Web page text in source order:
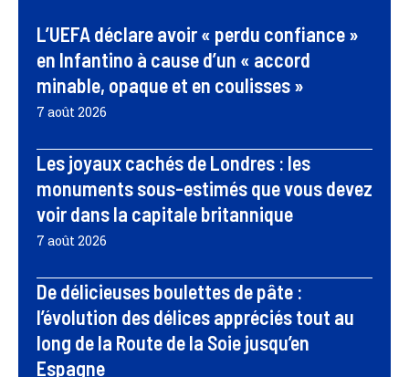
L’UEFA déclare avoir « perdu confiance »
en Infantino à cause d’un « accord
minable, opaque et en coulisses »
7 août 2026
Les joyaux cachés de Londres : les
monuments sous-estimés que vous devez
voir dans la capitale britannique
7 août 2026
De délicieuses boulettes de pâte :
l’évolution des délices appréciés tout au
long de la Route de la Soie jusqu’en
Espagne